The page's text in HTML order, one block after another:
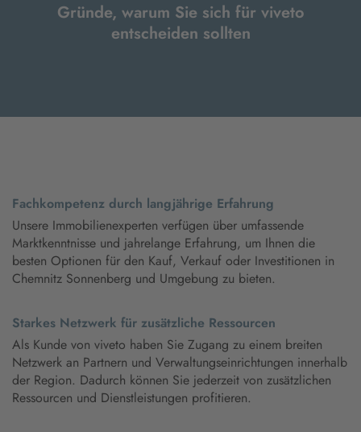
Gründe, warum Sie sich für viveto
entscheiden sollten
Fachkompetenz durch langjährige Erfahrung
Unsere Immobilienexperten verfügen über umfassende
Marktkenntnisse und jahrelange Erfahrung, um Ihnen die
besten Optionen für den Kauf, Verkauf oder Investitionen in
Chemnitz Sonnenberg und Umgebung zu bieten.
Starkes Netzwerk für zusätzliche Ressourcen
Als Kunde von viveto haben Sie Zugang zu einem breiten
Netzwerk an Partnern und Verwaltungseinrichtungen innerhalb
der Region. Dadurch können Sie jederzeit von zusätzlichen
Ressourcen und Dienstleistungen profitieren.